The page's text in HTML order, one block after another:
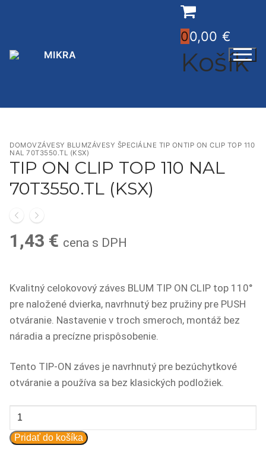
00,00 €
Košík
DOMOVZÁVESY BLUMZÁVESY ŠPECIÁLNE TIP ONTIP ON CLIP TOP 110
NAL 70T3550.TL (KSX)
TIP ON CLIP TOP 110 NAL
70T3550.TL (KSX)
1,43 € cena s DPH
Kvalitný celokovový záves BLUM TIP ON CLIP top 110°
pre naložené dvierka, navrhnutý bez pružiny pre PUSH
otváranie. Nastavenie v troch smeroch, montáž bez
náradia a precízne prispôsobenie.
Tento TIP-ON záves je navrhnutý pre bezúchytkové
otváranie a používa sa bez klasických podložiek.
množstvo
TIP
ONPridať do košíka